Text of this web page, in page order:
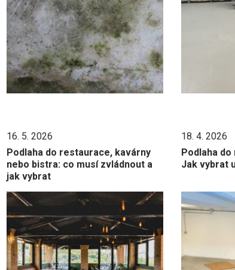
16. 5. 2026
Podlaha do restaurace, kavárny
nebo bistra: co musí zvládnout a
jak vybrat
18. 4. 2026
Podlaha
Jak vybrat